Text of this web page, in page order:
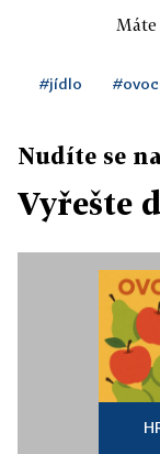
#jídlo
Nudíte se
Vyřešte